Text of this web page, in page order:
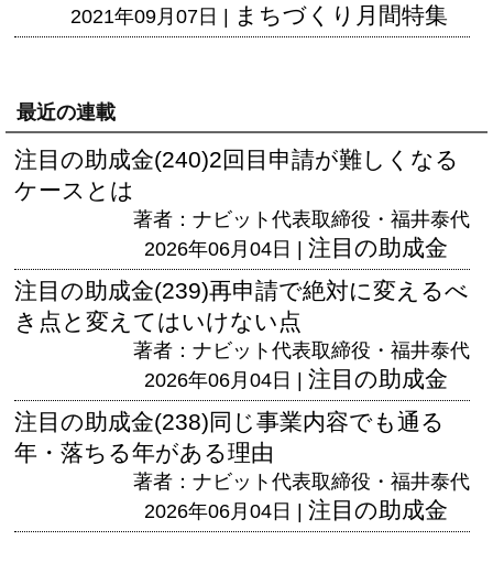
2021年09月07日 | まちづくり月間特集
最近の連載
注目の助成金(240)2回目申請が難しくなる
ケースとは
著者：ナビット代表取締役・福井泰代
2026年06月04日 | 注目の助成金
注目の助成金(239)再申請で絶対に変えるべ
き点と変えてはいけない点
著者：ナビット代表取締役・福井泰代
2026年06月04日 | 注目の助成金
注目の助成金(238)同じ事業内容でも通る
年・落ちる年がある理由
著者：ナビット代表取締役・福井泰代
2026年06月04日 | 注目の助成金